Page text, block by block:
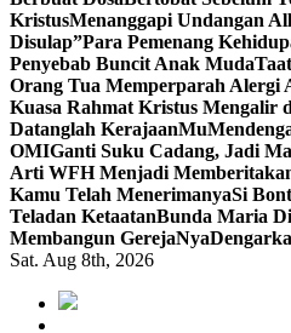
KristusMenanggapi Undangan
Disulap”Para Pemenang
Penyebab Buncit Anak Muda
Orang Tua Memperparah Alergi
Kuasa Rahmat Kristus Mengalir
Datanglah KerajaanMu
OMIGanti Suku Cadang, Jadi
Arti WFH Menjadi
Kamu Telah MenerimanyaSi
Teladan KetaatanBunda Maria
Membangun GerejaNya
Sat. Aug 8th, 2026
Mendengar dengan Cinta